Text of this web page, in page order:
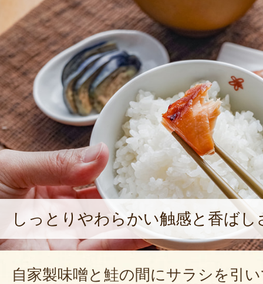
しっとりやわらかい触感と香ばし
自家製味噌と鮭の間にサラシを引